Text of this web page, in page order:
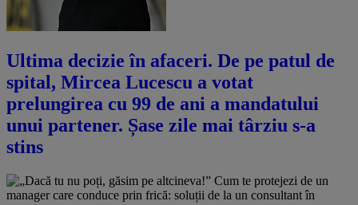
Ultima decizie în afaceri. De pe patul de
spital, Mircea Lucescu a votat
prelungirea cu 99 de ani a mandatului
unui partener. Șase zile mai târziu s-a
stins